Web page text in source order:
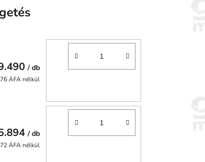
/ db
ÁFA nélkül
/ db
ÁFA nélkül